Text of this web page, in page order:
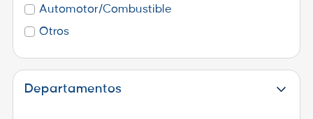
Automotor/Combustible
Otros
Departamentos